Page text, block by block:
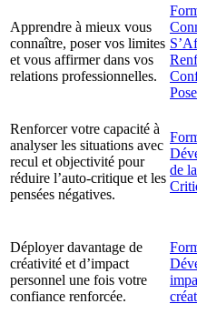
Apprendre à mieux vous
connaître, poser vos limites
et vous affirmer dans vos
relations professionnelles.
Renforcer votre capacité à
analyser les situations avec
recul et objectivité pour
réduire l’auto-critique et les
pensées négatives.
de
Déployer davantage de
créativité et d’impact
personnel une fois votre
confiance renforcée.